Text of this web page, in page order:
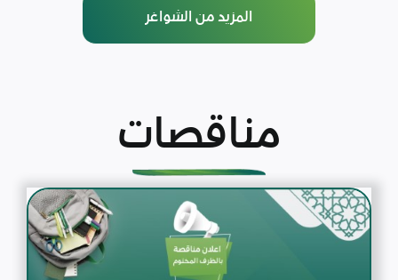
المزيد من الشواغر
مناقصات